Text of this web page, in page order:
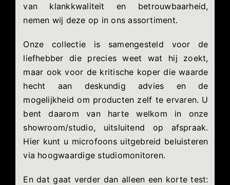
van klankkwaliteit en betrouwbaarheid,
nemen wij deze op in ons assortiment.
Onze collectie is samengesteld voor de
liefhebber die precies weet wat hij zoekt,
maar ook voor de kritische koper die waarde
hecht aan deskundig advies en de
mogelijkheid om producten zelf te ervaren. U
bent daarom van harte welkom in onze
showroom/studio, uitsluitend op afspraak.
Hier kunt u microfoons uitgebreid beluisteren
via hoogwaardige studiomonitoren.
En dat gaat verder dan alleen een korte test: